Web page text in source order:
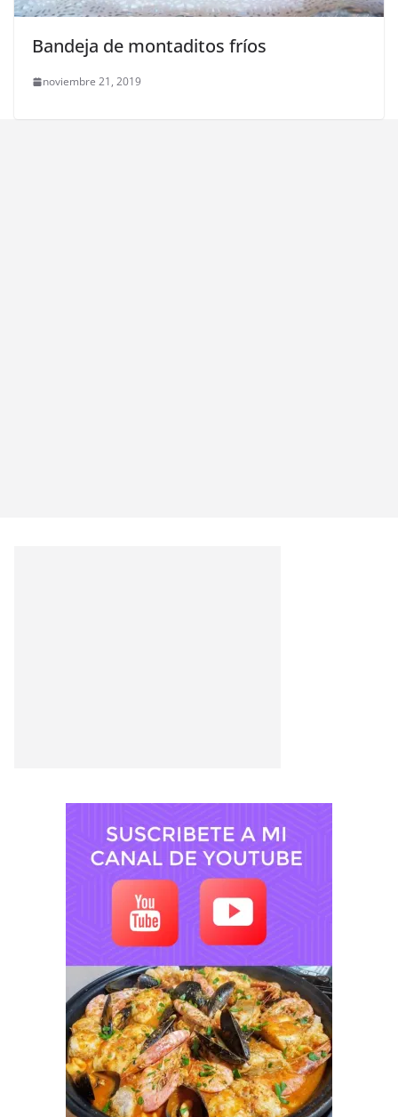
Bandeja de montaditos fríos
noviembre 21, 2019